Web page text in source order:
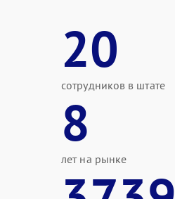
20
сотрудников в штате
8
лет на рынке